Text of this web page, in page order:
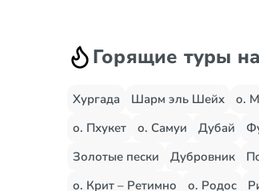
Горящие туры
Хургада Шарм эль Шейх о.
о. Пхукет
о. Самуи Дубай
Золотые пески
Дубровник
о. Крит – Ретимно
о. Родос